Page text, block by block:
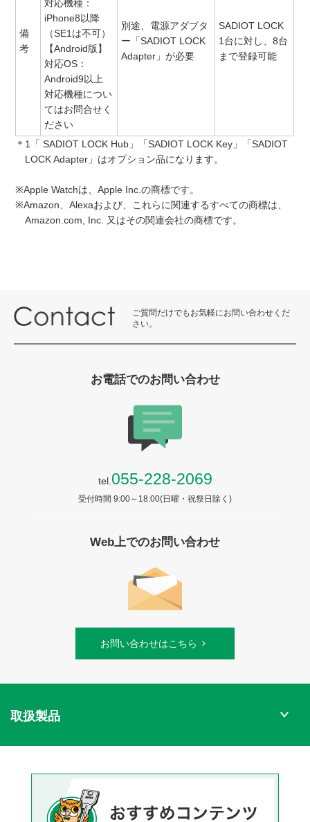
備
考
対応機種：
iPhone8以降
（SE1は不可）
【Android版】
対応OS：
Android9以上
対応機種につい
てはお問合せく
ださい
別途、電源アダプタ
ー「SADIOT LOCK
Adapter」が必要
SADIOT LOCK
1台に対し、8台
まで登録可能
＊1「 SADIOT LOCK Hub」「SADIOT LOCK Key」「SADIOT
LOCK Adapter」はオプション品になります。
※Apple Watchは、Apple Inc.の商標です。
※Amazon、Alexaおよび、これらに関連するすべての商標は、
Amazon.com, Inc. 又はその関連会社の商標です。
ご質問だけでもお気軽にお問い合わせくだ
さい。
お電話でのお問い合わせ
tel. 055-228-2069
受付時間 9:00～18:00(日曜・祝祭日除く)
Web上でのお問い合わせ
お問い合わせはこちら
取扱製品